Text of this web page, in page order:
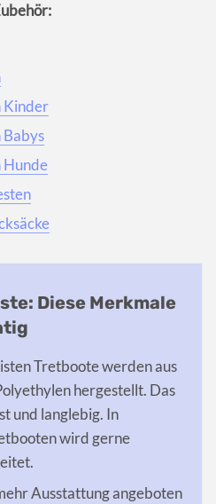
Kinder
Babys
Hunde
Diese Merkmale
Tretboote werden aus
hergestellt. Das
und langlebig. In
wird gerne
Ausstattung angeboten